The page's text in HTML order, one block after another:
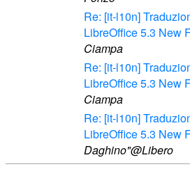
Re: [it-l10n]
LibreOffice 5.3 New
Ciampa
Re: [it-l10n]
LibreOffice 5.3 New
Ciampa
Re: [it-l10n]
LibreOffice 5.3 New
Daghino"@Libero